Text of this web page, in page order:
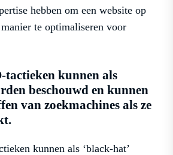
hebben om een website op
te optimaliseren voor
tactieken kunnen als
beschouwd en kunnen
van zoekmachines als ze
kunnen als ‘black-hat’